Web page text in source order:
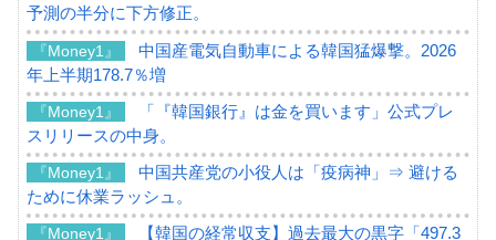
予測の半分に下方修正。
『Money1』
中国産電気自動車による韓国猛爆撃。2026
年上半期178.7％増
『Money1』
「『韓国銀行』は金を買います」公式プレ
スリリースの中身。
『Money1』
中国共産党の小役人は「疫病神」⇒ 避ける
ために休業ラッシュ。
『Money1』
【韓国の経常収支】過去最大の黒字「497.3